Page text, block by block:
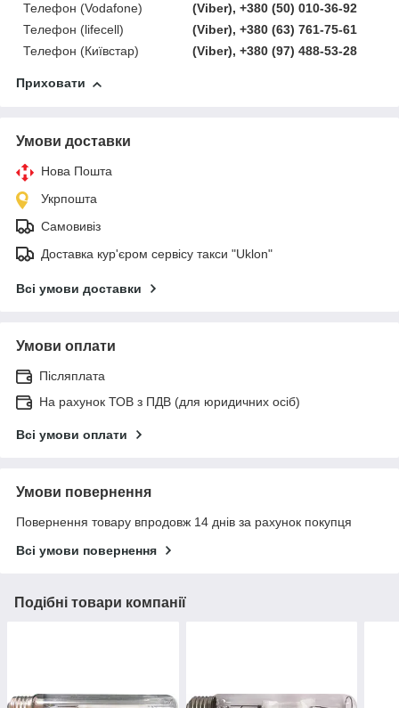
Телефон (Vodafone)
(Viber), +380 (50) 010-36-92
Телефон (lifecell)
(Viber), +380 (63) 761-75-61
Телефон (Київстар)
(Viber), +380 (97) 488-53-28
Приховати
Умови доставки
Нова Пошта
Укрпошта
Самовивіз
Доставка кур'єром сервісу такси "Uklon"
Всі умови доставки
Умови оплати
Післяплата
На рахунок ТОВ з ПДВ (для юридичних осіб)
Всі умови оплати
Умови повернення
Повернення товару впродовж 14 днів за рахунок покупця
Всі умови повернення
Подібні товари компанії